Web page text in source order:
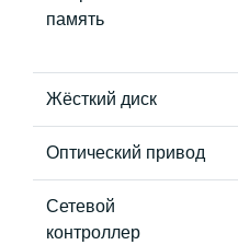
память
Жёсткий диск
Оптический привод
Сетевой
контроллер